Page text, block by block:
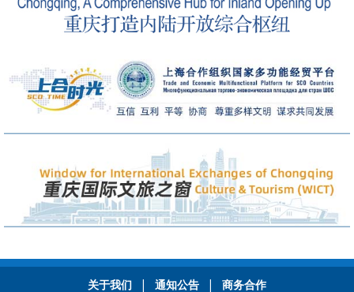
关于我们 | 通知公告 | 商务合作